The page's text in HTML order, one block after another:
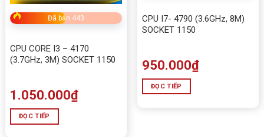
Đã bán 443
CPU CORE I3 – 4170
(3.7GHz, 3M) SOCKET 1150
1.050.000₫
ĐỌC TIẾP
CPU I7- 4790 (3.6GHz, 8M)
SOCKET 1150
950.000₫
ĐỌC TIẾP